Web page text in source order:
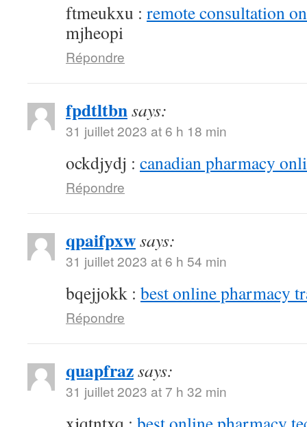
ftmeukxu : remote consultation
mjheopi
Répondre
fpdtltbnsays:
31 juillet 2023 at 6 h 18 min
ockdjydj : canadian pharmacy
Répondre
qpaifpxwsays:
31 juillet 2023 at 6 h 54 min
bqejjokk : best online pharmacy
Répondre
quapfrazsays:
31 juillet 2023 at 7 h 32 min